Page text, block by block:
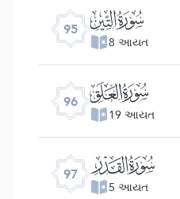
95 ﰌ
8 આયત
96 ﰍ
19 આયત
97 ﰎ
5 આયત